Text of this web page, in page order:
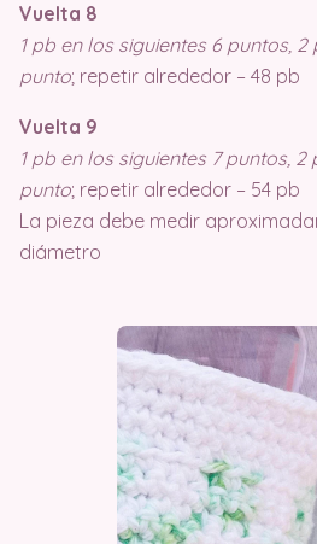
Vuelta 8
1 pb en los siguientes 6 puntos,
punto; repetir alrededor – 48 pb
Vuelta 9
1 pb en los siguientes 7 puntos, 2
punto; repetir alrededor – 54 pb
La pieza debe medir
diámetro